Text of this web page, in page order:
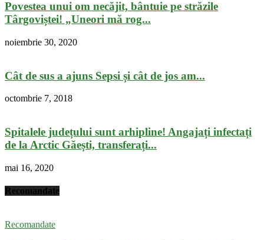
Povestea unui om necăjit, bântuie pe străzile
Târgoviștei! „Uneori mă rog...
noiembrie 30, 2020
Cât de sus a ajuns Sepsi și cât de jos am...
octombrie 7, 2018
Spitalele județului sunt arhipline! Angajați infectați
de la Arctic Găești, transferați...
mai 16, 2020
Recomandate
Recomandate